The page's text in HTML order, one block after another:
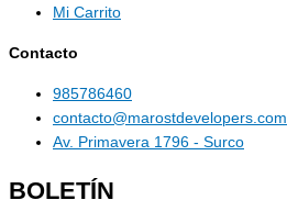
Mi Carrito
Contacto
985786460
contacto@marostdevelopers.com
Av. Primavera 1796 - Surco
BOLETÍN